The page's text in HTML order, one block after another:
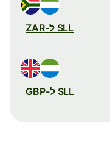
SLL ל-ZAR
SLL ל-GBP